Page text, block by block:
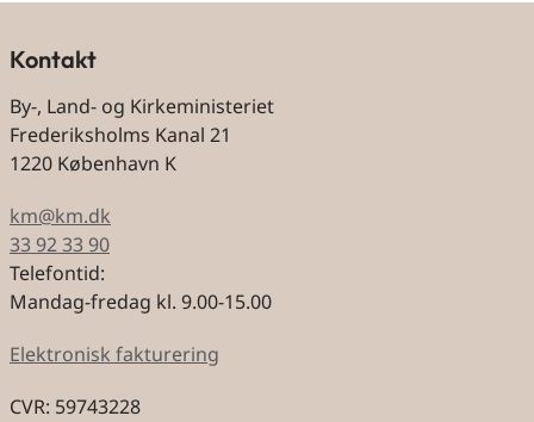
Kontakt
By-, Land- og Kirkeministeriet
Frederiksholms Kanal 21
1220 København K
km@km.dk
33 92 33 90
Telefontid:
Mandag-fredag kl. 9.00-15.00
Elektronisk fakturering
CVR: 59743228